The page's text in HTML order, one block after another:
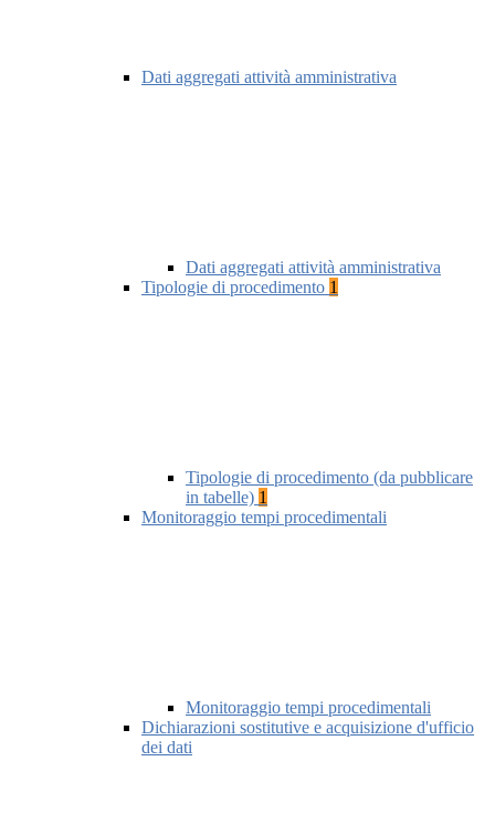
Dati aggregati attività amministrativa
Dati aggregati attività amministrativa
Tipologie di procedimento 1
Tipologie di procedimento (da pubblicare
in tabelle) 1
Monitoraggio tempi procedimentali
Monitoraggio tempi procedimentali
Dichiarazioni sostitutive e acquisizione d'ufficio
dei dati